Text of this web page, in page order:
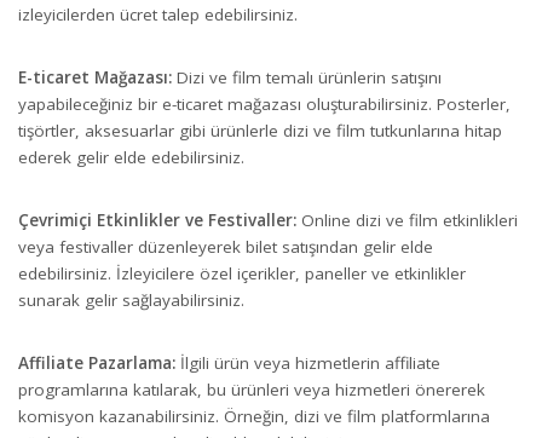
izleyicilerden ücret talep edebilirsiniz.
E-ticaret Mağazası: Dizi ve film temalı ürünlerin satışını
yapabileceğiniz bir e-ticaret mağazası oluşturabilirsiniz. Posterler,
tişörtler, aksesuarlar gibi ürünlerle dizi ve film tutkunlarına hitap
ederek gelir elde edebilirsiniz.
Çevrimiçi Etkinlikler ve Festivaller: Online dizi ve film etkinlikleri
veya festivaller düzenleyerek bilet satışından gelir elde
edebilirsiniz. İzleyicilere özel içerikler, paneller ve etkinlikler
sunarak gelir sağlayabilirsiniz.
Affiliate Pazarlama: İlgili ürün veya hizmetlerin affiliate
programlarına katılarak, bu ürünleri veya hizmetleri önererek
komisyon kazanabilirsiniz. Örneğin, dizi ve film platformlarına